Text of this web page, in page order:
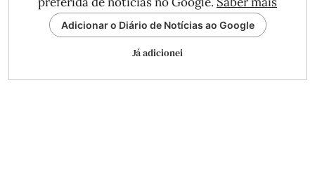
Adicionar o Diário de Notícias ao Google
Já adicionei